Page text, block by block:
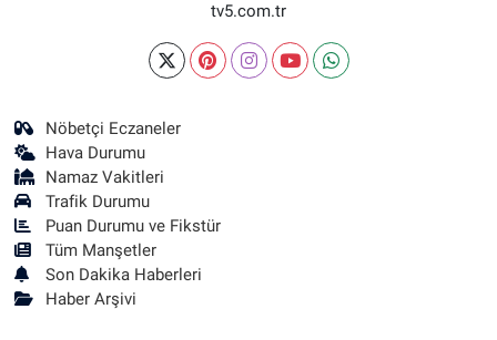
tv5.com.tr
Nöbetçi Eczaneler
Hava Durumu
Namaz Vakitleri
Trafik Durumu
Puan Durumu ve Fikstür
Tüm Manşetler
Son Dakika Haberleri
Haber Arşivi